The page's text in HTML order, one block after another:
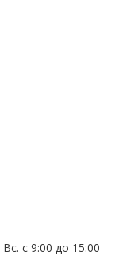
с 9:00 до 15:00